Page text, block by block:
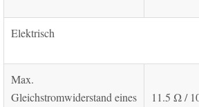
Elektrisch
Max.
Gleichstromwiderstand eines
11.5 Ω /